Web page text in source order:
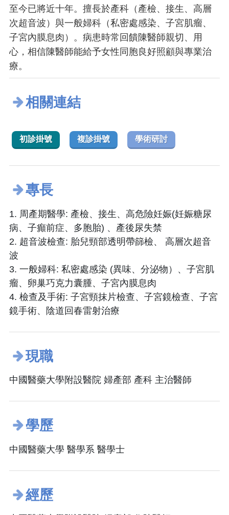
至今已將近十年。擅長於產科（產檢、接生、高層
次超音波）與一般婦科（私密處感染、子宮肌瘤、
子宮內膜息肉）。病患時常回饋陳醫師親切、用
心，相信陳醫師能給予女性同胞良好照顧與專業治
療。
相關連結
初診掛號 複診掛號 學術研討
專長
1. 周產期醫學: 產檢、接生、高危險妊娠(妊娠糖尿
病、子癲前症、多胞胎) 、產後尿失禁
2. 超音波檢查: 胎兒頸部透明帶篩檢、 高層次超音
波
3. 一般婦科: 私密處感染 (異味、分泌物）、子宮肌
瘤、卵巢巧克力囊腫、子宮內膜息肉
4. 檢查及手術: 子宮頸抹片檢查、子宮鏡檢查、子宮
鏡手術、陰道回春雷射治療
現職
中國醫藥大學附設醫院 婦產部 產科 主治醫師
學歷
中國醫藥大學 醫學系 醫學士
經歷